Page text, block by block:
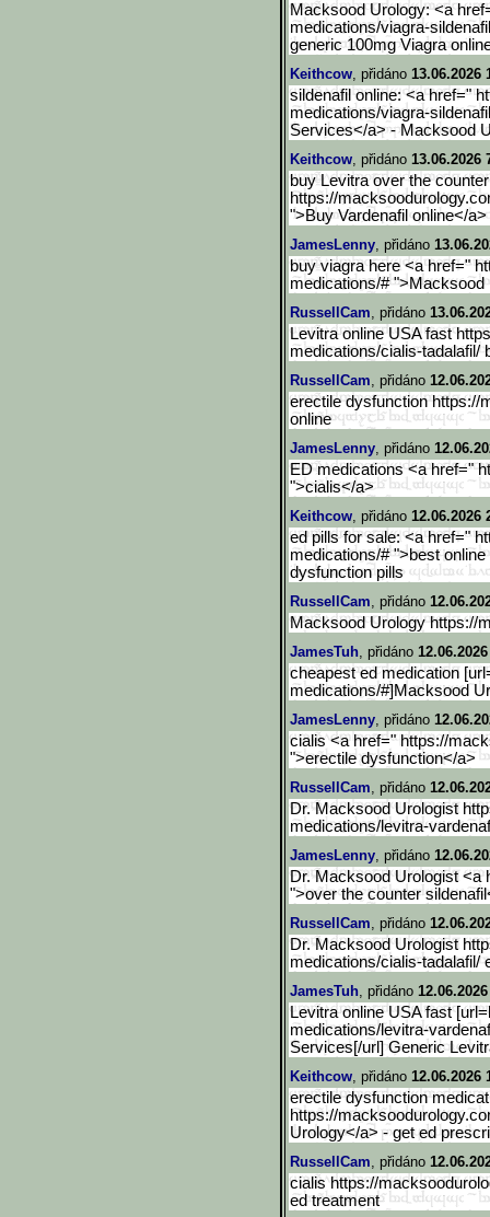
Macksood Urology: <a
medications/viagra-sildenafil
generic 100mg Viagra
Keithcow, přidáno 13.06.2026
sildenafil online: <a href="
medications/viagra-sildenafil
Services</a> - Macksood
Keithcow, přidáno 13.06.2026
buy Levitra over the
https://
">Buy Vardenafil online</
JamesLenny, přidáno
buy viagra here <a href="
medications/#
RussellCam, přidáno
Levitra online USA fast
medications/cialis-tadalafil/
RussellCam, přidáno
erectile dysfunction https://
online
JamesLenny, přidáno
ED medications <a href="
">cialis</a>
Keithcow, přidáno 12.06.2026
ed pills for sale: <a href="
medications/# ">best
dysfunction pills
RussellCam, přidáno
Macksood Urology https://
JamesTuh, přidáno
cheapest ed medication
medications/#]Macksood
JamesLenny, přidáno
cialis <a href=" https://
">erectile dysfunction</a>
RussellCam, přidáno
Dr. Macksood Urologist
medications/levitra-
JamesLenny, přidáno
Dr. Macksood Urologist <a
">over the counter
RussellCam, přidáno
Dr. Macksood Urologist
medications/cialis-tadalafil/
JamesTuh, přidáno
Levitra online USA fast
medications/levitra-vard
Services[/url] Generic
Keithcow, přidáno 12.06.2026
erectile dysfunction
https://
Urology</a> - get ed
RussellCam, přidáno
cialis https://
ed treatment